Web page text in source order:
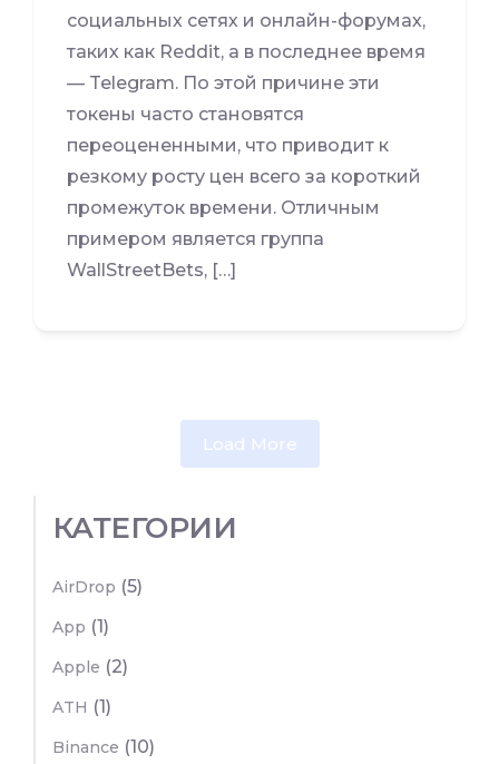
социальных сетях и онлайн-форумах,
таких как Reddit, а в последнее время
— Telegram. По этой причине эти
токены часто становятся
переоцененными, что приводит к
резкому росту цен всего за короткий
промежуток времени. Отличным
примером является группа
WallStreetBets, […]
Load More
КАТЕГОРИИ
AirDrop (5)
App (1)
Apple (2)
ATH (1)
Binance (10)